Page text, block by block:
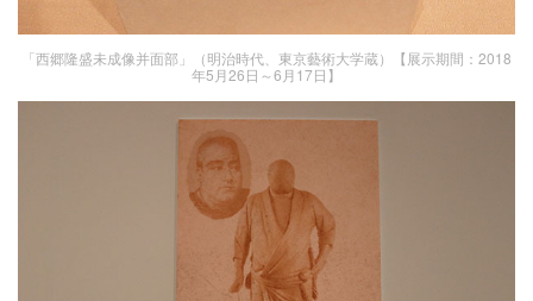
「西郷隆盛未成像并面部」（明治時代、東京藝術大学蔵）【展示期間：2018
年5月26日～6月17日】